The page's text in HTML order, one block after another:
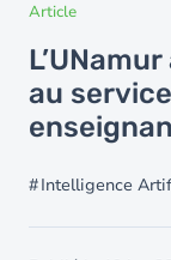
here
Article
au
Intelligence